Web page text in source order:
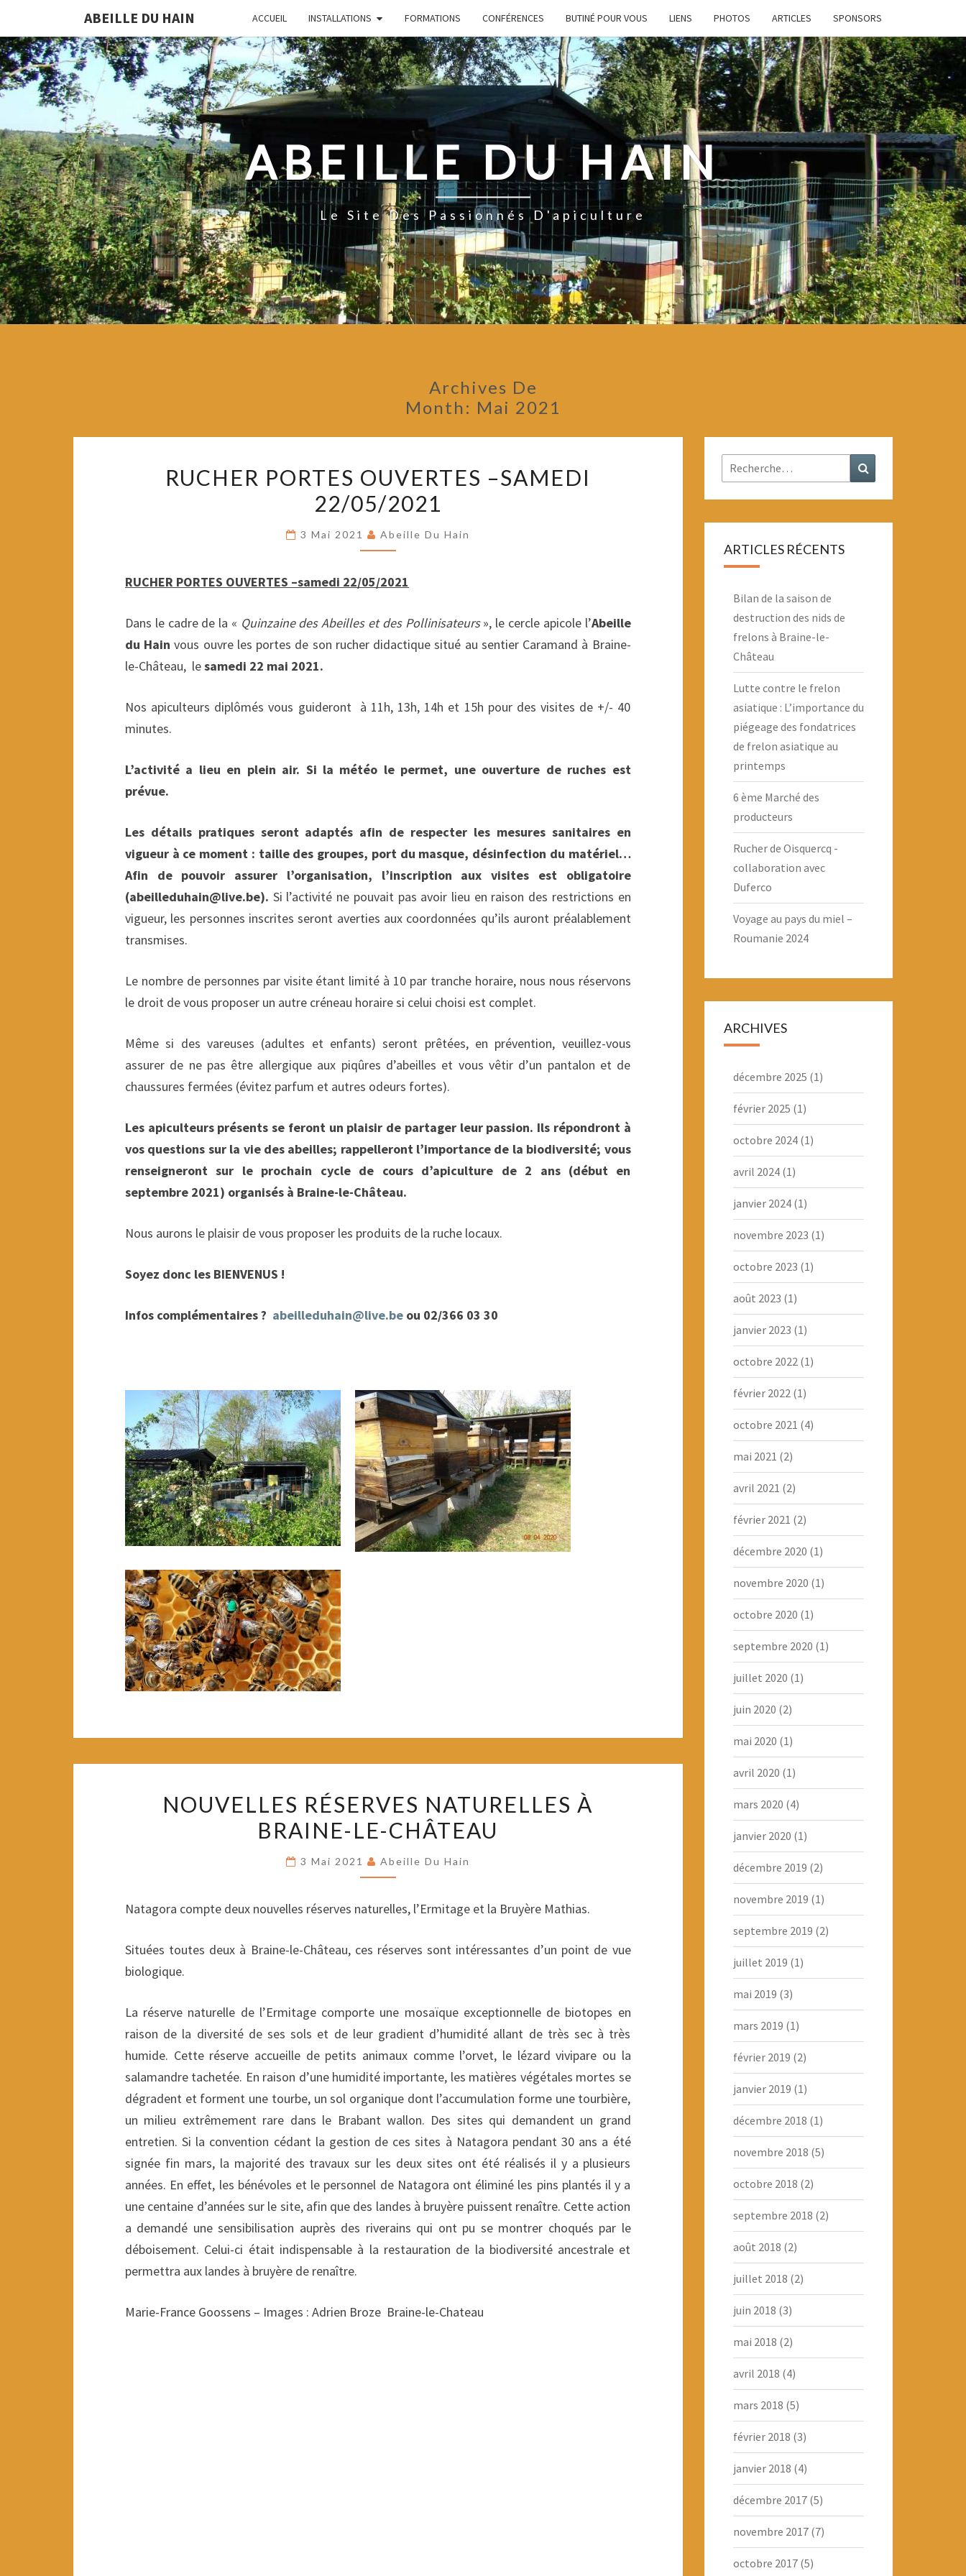
ABEILLE DU HAIN ACCUEIL INSTALLATIONS FORMATIONS CONFÉRENCES BUTINÉ POUR VOUS LIENS PHOTOS ARTICLES SPONSORS
ABEILLE DU HAIN
Le Site Des Passionnés D'apiculture
Archives De
Month: Mai 2021
PORTES
OUVERTES
SAMEDI
RUCHER PORTES OUVERTES –SAMEDI
22/05/2021
3 Mai 2021 Abeille Du Hain
RUCHER PORTES OUVERTES –samedi 22/05/2021
Dans le cadre de la « Quinzaine des Abeilles et des Pollinisateurs», le cercle apicole l’Abeille
du Hainvous ouvre les portes de son rucher didactique situé au sentier Caramand à Braine-
le-Château, lesamedi 22 mai 2021.
Nos apiculteurs diplômés vous guideront à 11h, 13h, 14h et 15h pour des visites de +/- 40
minutes.
L’activité a lieu en plein air. Si la météo le permet, une ouverture de ruches est
prévue.
Les détails pratiques seront adaptés afin de respecter les mesures sanitaires en
vigueur à ce moment : taille des groupes, port du masque, désinfection du matériel…
Afin de pouvoir assurer l’organisation, l’inscription aux visites est obligatoire
(abeilleduhain@live.be). Si l’activité ne pouvait pas avoir lieu en raison des restrictions en
vigueur, les personnes inscrites seront averties aux coordonnées qu’ils auront préalablement
transmises.
Le nombre de personnes par visite étant limité à 10 par tranche horaire, nous nous réservons
le droit de vous proposer un autre créneau horaire si celui choisi est complet.
Même si des vareuses (adultes et enfants) seront prêtées, en prévention, veuillez-vous
assurer de ne pas être allergique aux piqûres d’abeilles et vous vêtir d’un pantalon et de
chaussures fermées (évitez parfum et autres odeurs fortes).
Les apiculteurs présents se feront un plaisir de partager leur passion. Ils répondront à
vos questions sur la vie des abeilles; rappelleront l’importance de la biodiversité; vous
renseigneront sur le prochain cycle de cours d’apiculture de 2 ans (début en
septembre 2021) organisés à Braine-le-Château.
Nous aurons le plaisir de vous proposer les produits de la ruche locaux.
Soyez donc les BIENVENUS !
Infos complémentaires ? abeilleduhain@live.be ou 02/366 03 30
RÉSERVES
NATURELLES
BRAINE-
CHÂTEAU
NOUVELLES RÉSERVES NATURELLES À
BRAINE-LE-CHÂTEAU
3 Mai 2021 Abeille Du Hain
Natagora compte deux nouvelles réserves naturelles, l’Ermitage et la Bruyère Mathias.
Situées toutes deux à Braine-le-Château, ces réserves sont intéressantes d’un point de vue
biologique.
La réserve naturelle de l’Ermitage comporte une mosaïque exceptionnelle de biotopes en
raison de la diversité de ses sols et de leur gradient d’humidité allant de très sec à très
humide. Cette réserve accueille de petits animaux comme l’orvet, le lézard vivipare ou la
salamandre tachetée. En raison d’une humidité importante, les matières végétales mortes se
dégradent et forment une tourbe, un sol organique dont l’accumulation forme une tourbière,
un milieu extrêmement rare dans le Brabant wallon. Des sites qui demandent un grand
entretien. Si la convention cédant la gestion de ces sites à Natagora pendant 30 ans a été
signée fin mars, la majorité des travaux sur les deux sites ont été réalisés il y a plusieurs
années. En effet, les bénévoles et le personnel de Natagora ont éliminé les pins plantés il y a
une centaine d’années sur le site, afin que des landes à bruyère puissent renaître. Cette action
a demandé une sensibilisation auprès des riverains qui ont pu se montrer choqués par le
déboisement. Celui-ci était indispensable à la restauration de la biodiversité ancestrale et
permettra aux landes à bruyère de renaître.
Marie-France Goossens – Images : Adrien Broze Braine-le-Chateau
Rechercher :
ARTICLES RÉCENTS
Bilan de la saison de
destruction des nids de
frelons à Braine-le-
Château
Lutte contre le frelon
asiatique : L’importance du
piégeage des fondatrices
de frelon asiatique au
printemps
6 ème Marché des
producteurs
Rucher de Oisquercq -
collaboration avec
Duferco
Voyage au pays du miel –
Roumanie 2024
ARCHIVES
décembre 2025 (1)
février 2025 (1)
octobre 2024(1)
avril 2024(1)
janvier 2024(1)
novembre 2023 (1)
octobre 2023 (1)
août 2023 (1)
janvier 2023 (1)
octobre 2022(1)
février 2022(1)
octobre 2021 (4)
mai 2021 (2)
avril 2021 (2)
février 2021 (2)
décembre 2020 (1)
novembre 2020 (1)
octobre 2020 (1)
septembre 2020 (1)
juillet 2020 (1)
juin 2020 (2)
mai 2020 (1)
avril 2020 (1)
mars 2020 (4)
janvier 2020 (1)
décembre 2019 (2)
novembre 2019 (1)
septembre 2019 (2)
juillet 2019 (1)
mai 2019 (3)
mars 2019 (1)
février 2019 (2)
janvier 2019 (1)
décembre 2018 (1)
novembre 2018 (5)
octobre 2018 (2)
septembre 2018 (2)
août 2018 (2)
juillet 2018 (2)
juin 2018 (3)
mai 2018 (2)
avril 2018 (4)
mars 2018 (5)
février 2018 (3)
janvier 2018 (4)
décembre 2017(5)
novembre 2017(7)
octobre 2017(5)